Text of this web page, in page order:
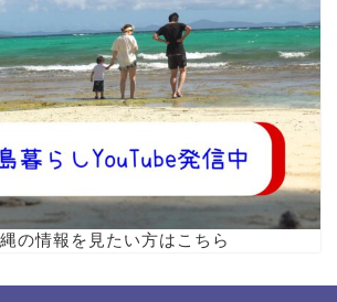
の情報を見たい方はこちら